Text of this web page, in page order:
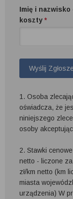
Imię i
koszty *
Wyślij
1. Osoba
oświadcza, że
niniejszego
osoby
2. Stawki
netto - liczone
zł/km netto (km
miasta
urządzenia) W